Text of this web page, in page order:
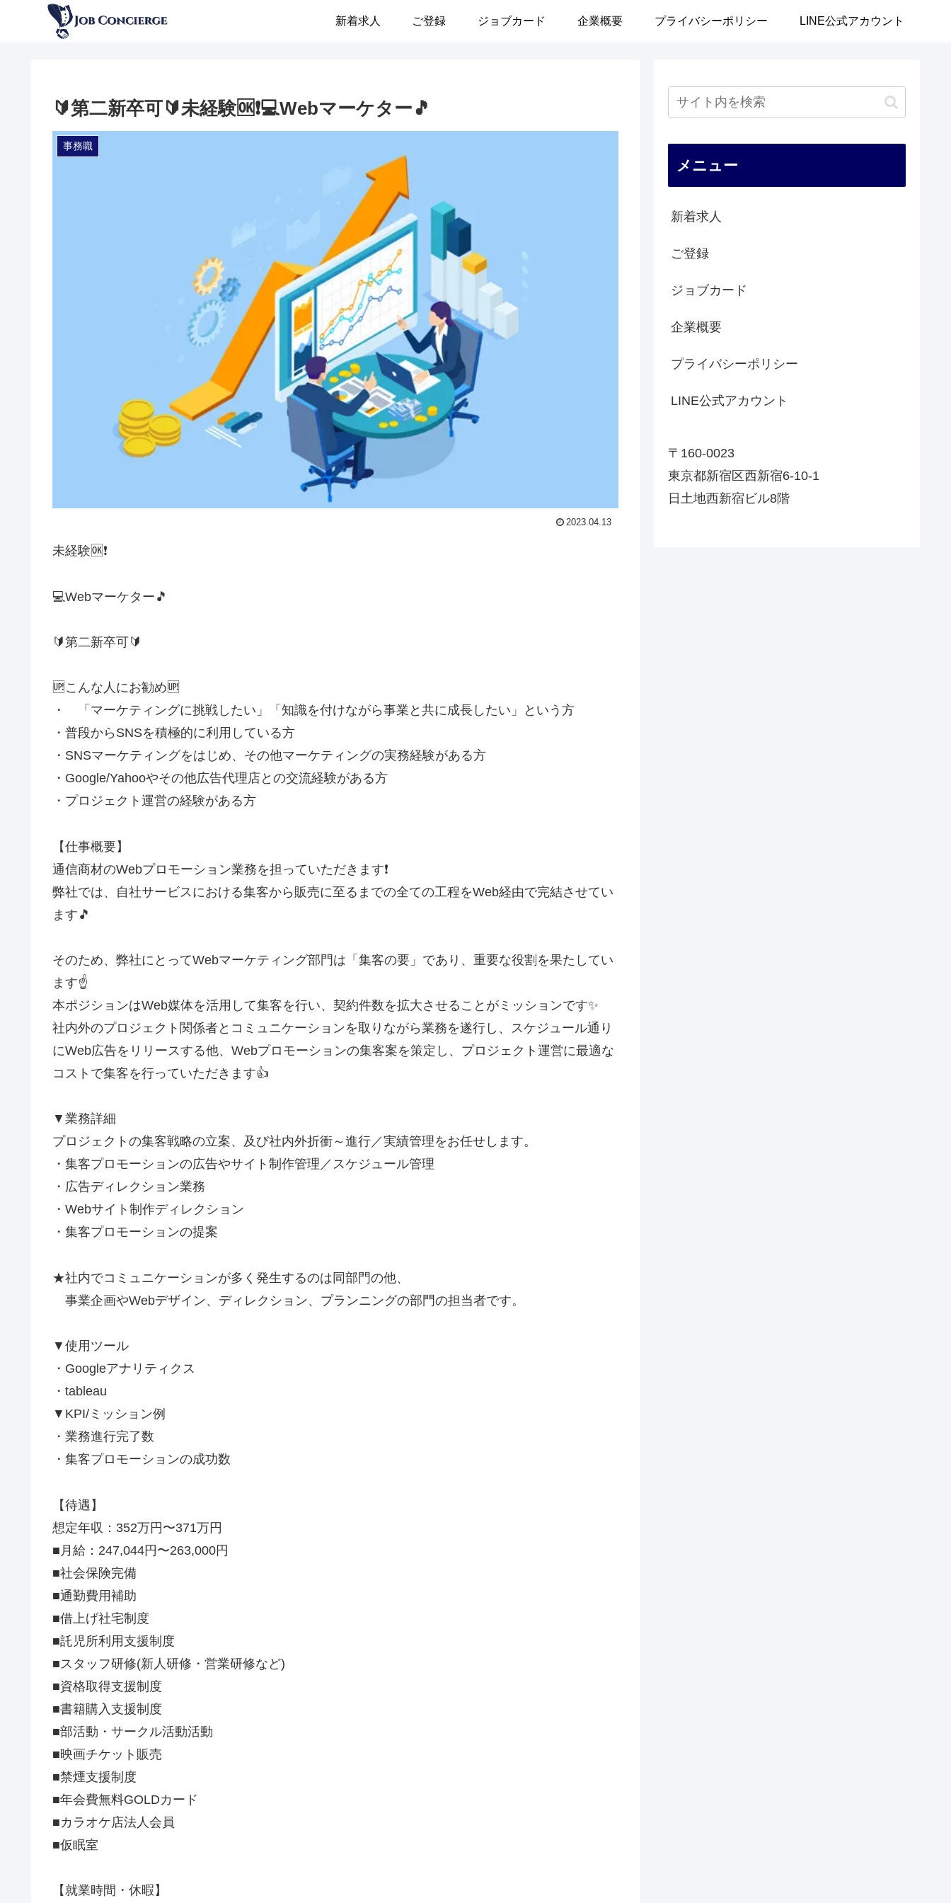
新着求人 ご登録 ジョブカード 企業概要 プライバシーポリシー LINE公式アカウント
🔰第二新卒可🔰未経験🆗❗💻️Webマーケター🎵
事務職
2023.04.13
未経験🆗❗
💻️Webマーケター🎵
🔰第二新卒可🔰
🆙こんな人にお勧め🆙
・ 「マーケティングに挑戦したい」「知識を付けながら事業と共に成長したい」という方
・普段からSNSを積極的に利用している方
・SNSマーケティングをはじめ、その他マーケティングの実務経験がある方
・Google/Yahooやその他広告代理店との交流経験がある方
・プロジェクト運営の経験がある方
【仕事概要】
通信商材のWebプロモーション業務を担っていただきます❗
弊社では、自社サービスにおける集客から販売に至るまでの全ての工程をWeb経由で完結させてい
ます🎵
そのため、弊社にとってWebマーケティング部門は「集客の要」であり、重要な役割を果たしてい
ます☝️
本ポジションはWeb媒体を活用して集客を行い、契約件数を拡大させることがミッションです✨️
社内外のプロジェクト関係者とコミュニケーションを取りながら業務を遂行し、スケジュール通り
にWeb広告をリリースする他、Webプロモーションの集客案を策定し、プロジェクト運営に最適な
コストで集客を行っていただきます👍
▼業務詳細
プロジェクトの集客戦略の立案、及び社内外折衝～進行／実績管理をお任せします。
・集客プロモーションの広告やサイト制作管理／スケジュール管理
・広告ディレクション業務
・Webサイト制作ディレクション
・集客プロモーションの提案
★社内でコミュニケーションが多く発生するのは同部門の他、
事業企画やWebデザイン、ディレクション、プランニングの部門の担当者です。
▼使用ツール
・Googleアナリティクス
・tableau
▼KPI/ミッション例
・業務進行完了数
・集客プロモーションの成功数
【待遇】
想定年収：352万円〜371万円
■月給：247,044円〜263,000円
■社会保険完備
■通勤費用補助
■借上げ社宅制度
■託児所利用支援制度
■スタッフ研修(新人研修・営業研修など)
■資格取得支援制度
■書籍購入支援制度
■部活動・サークル活動活動
■映画チケット販売
■禁煙支援制度
■年会費無料GOLDカード
■カラオケ店法人会員
■仮眠室
【就業時間・休暇】
メニュー
新着求人
ご登録
ジョブカード
企業概要
プライバシーポリシー
LINE公式アカウント
〒160-0023
東京都新宿区西新宿6-10-1
日土地西新宿ビル8階